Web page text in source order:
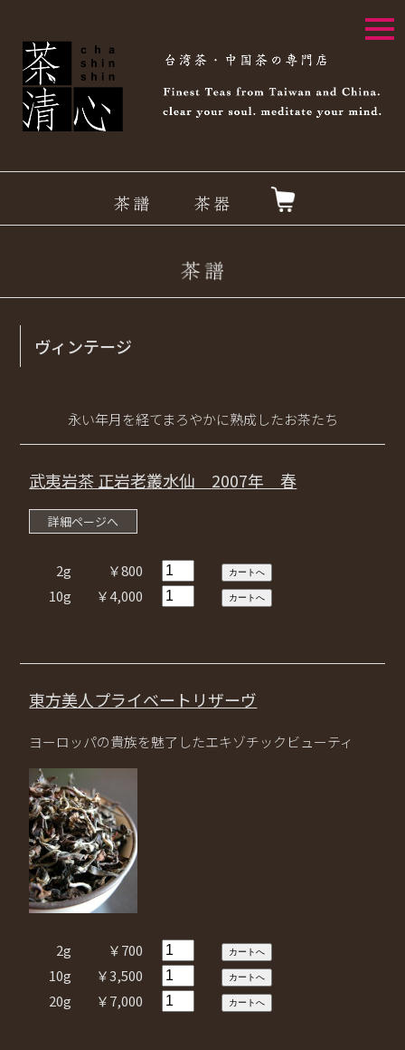
ヴィンテージ
永い年月を経てまろやかに熟成したお茶たち
武夷岩茶 正岩老叢水仙 2007年 春
詳細ページへ
2g
￥800
10g
￥4,000
東方美人プライベートリザーヴ
ヨーロッパの貴族を魅了したエキゾチックビューティ
2g
￥700
10g
￥3,500
20g
￥7,000